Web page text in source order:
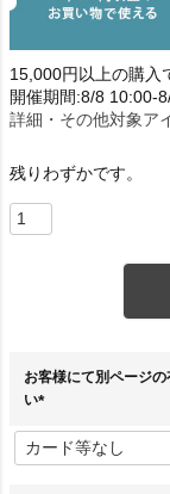
15,000円以上の購入
開催期間:8/8 10:00-
詳細・その他対象ア
残りわずかです。
お客様にて別ページ
い
必
須